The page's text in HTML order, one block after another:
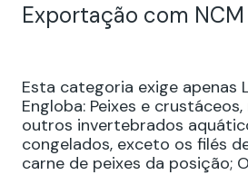
Exportação com
Esta categoria exige apenas
Engloba: Peixes e
outros invertebrados
congelados, exceto os filés
carne de peixes da posição;